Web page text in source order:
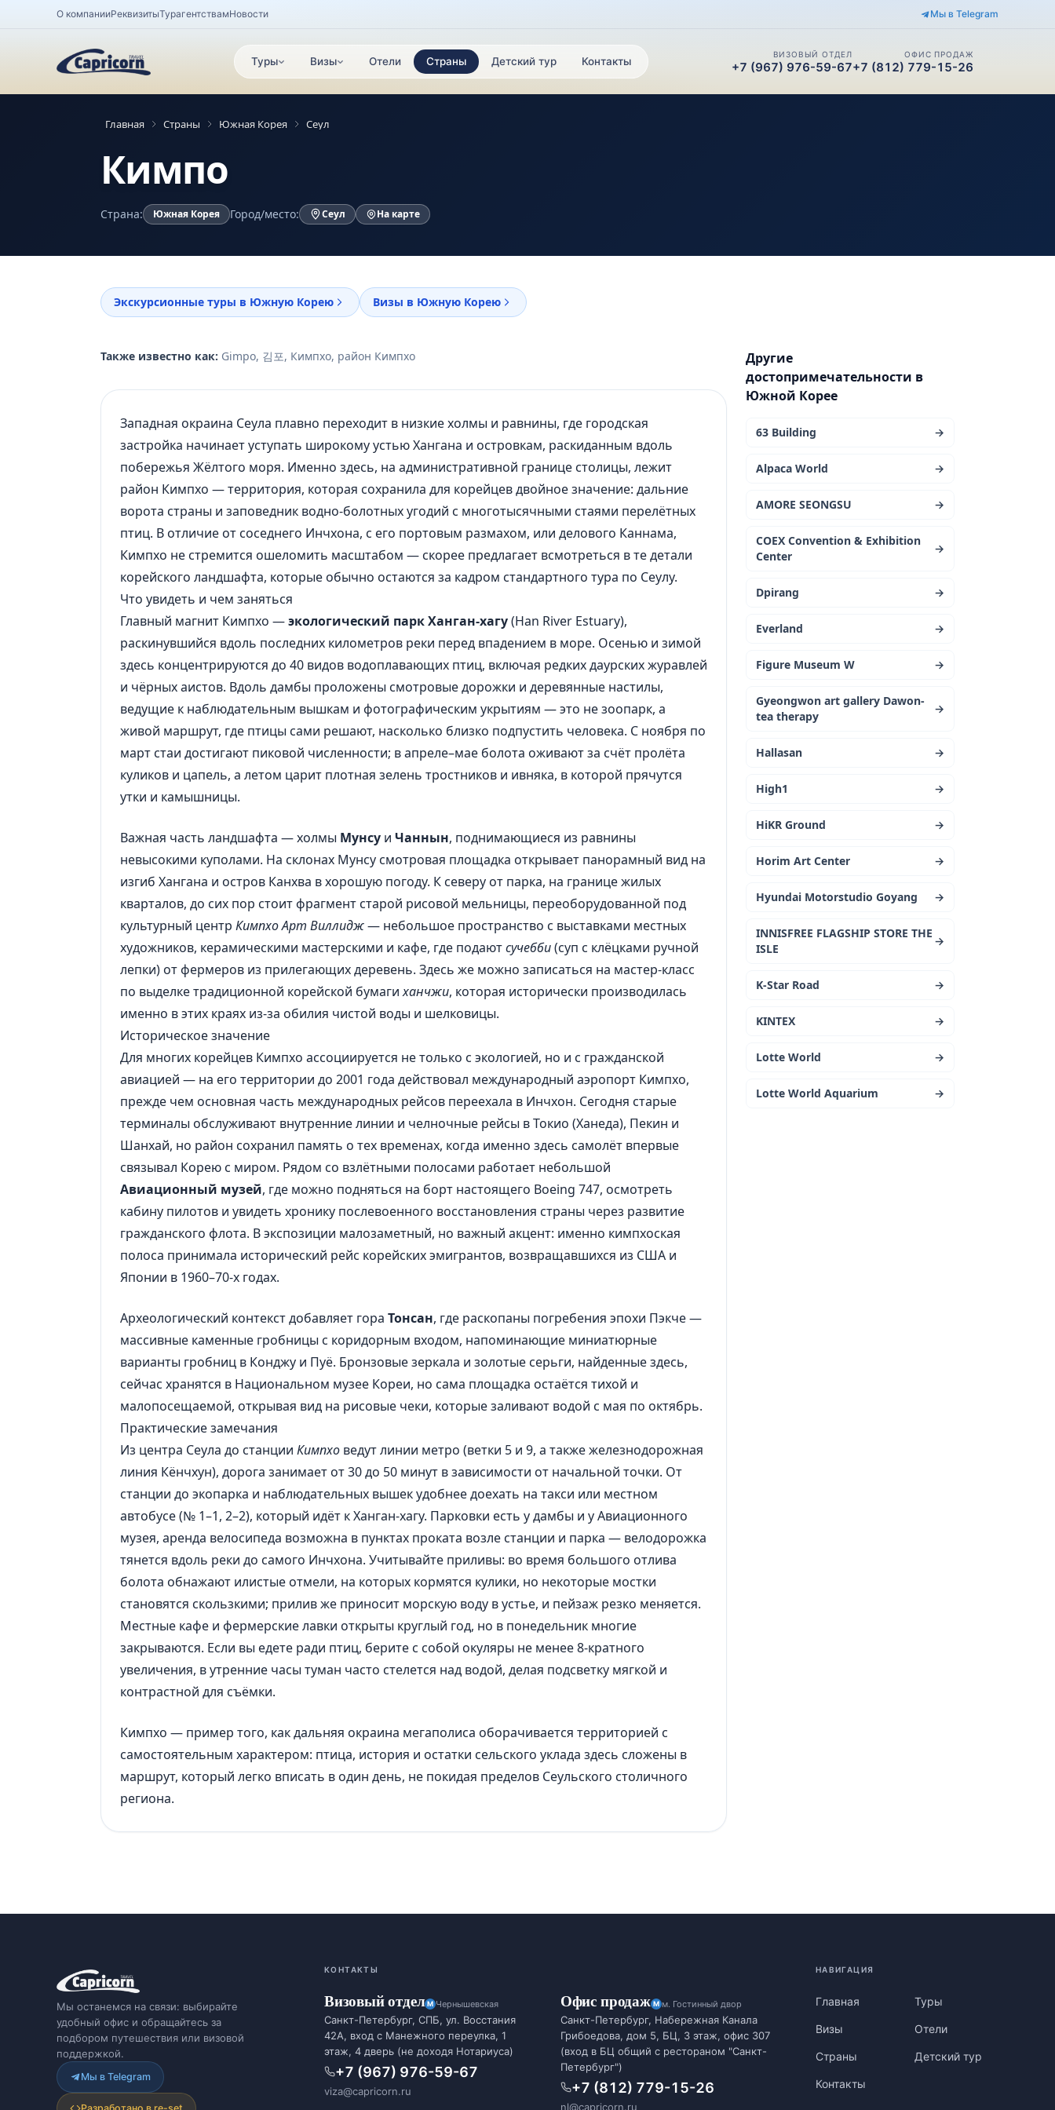
О компанииРеквизитыТурагентствамНовости Мы в Telegram
Туры Визы Отели Страны Детский тур Контакты
ВИЗОВЫЙ ОТДЕЛ
+7 (967) 976-59-67
ОФИС ПРОДАЖ
+7 (812) 779-15-26
Главная Страны Южная Корея Сеул
Кимпо
Страна: Южная Корея Город/место: Сеул На карте
Экскурсионные туры в Южную Корею Визы в Южную Корею
Также известно как: Gimpo, 김포, Кимпхо, район Кимпхо
Западная окраина Сеула плавно переходит в низкие холмы и равнины, где городская
застройка начинает уступать широкому устью Хангана и островкам, раскиданным вдоль
побережья Жёлтого моря. Именно здесь, на административной границе столицы, лежит
район Кимпхо — территория, которая сохранила для корейцев двойное значение: дальние
ворота страны и заповедник водно-болотных угодий с многотысячными стаями перелётных
птиц. В отличие от соседнего Инчхона, с его портовым размахом, или делового Каннама,
Кимпхо не стремится ошеломить масштабом — скорее предлагает всмотреться в те детали
корейского ландшафта, которые обычно остаются за кадром стандартного тура по Сеулу.
Что увидеть и чем заняться
Главный магнит Кимпхо —экологический парк Ханган-хагу(Han River Estuary),
раскинувшийся вдоль последних километров реки перед впадением в море. Осенью и зимой
здесь концентрируются до 40 видов водоплавающих птиц, включая редких даурских журавлей
и чёрных аистов. Вдоль дамбы проложены смотровые дорожки и деревянные настилы,
ведущие к наблюдательным вышкам и фотографическим укрытиям — это не зоопарк, а
живой маршрут, где птицы сами решают, насколько близко подпустить человека. С ноября по
март стаи достигают пиковой численности; в апреле–мае болота оживают за счёт пролёта
куликов и цапель, а летом царит плотная зелень тростников и ивняка, в которой прячутся
утки и камышницы.
Важная часть ландшафта — холмы Мунсу и Чаннын, поднимающиеся из равнины
невысокими куполами. На склонах Мунсу смотровая площадка открывает панорамный вид на
изгиб Хангана и остров Канхва в хорошую погоду. К северу от парка, на границе жилых
кварталов, до сих пор стоит фрагмент старой рисовой мельницы, переоборудованной под
культурный центр Кимпхо Арт Виллидж— небольшое пространство с выставками местных
художников, керамическими мастерскими и кафе, где подаютсучебби(суп с клёцками ручной
лепки) от фермеров из прилегающих деревень. Здесь же можно записаться на мастер-класс
по выделке традиционной корейской бумагиханчжи, которая исторически производилась
именно в этих краях из-за обилия чистой воды и шелковицы.
Историческое значение
Для многих корейцев Кимпхо ассоциируется не только с экологией, но и с гражданской
авиацией — на его территории до 2001 года действовал международный аэропорт Кимпхо,
прежде чем основная часть международных рейсов переехала в Инчхон. Сегодня старые
терминалы обслуживают внутренние линии и челночные рейсы в Токио (Ханеда), Пекин и
Шанхай, но район сохранил память о тех временах, когда именно здесь самолёт впервые
связывал Корею с миром. Рядом со взлётными полосами работает небольшой
Авиационный музей, где можно подняться на борт настоящего Boeing 747, осмотреть
кабину пилотов и увидеть хронику послевоенного восстановления страны через развитие
гражданского флота. В экспозиции малозаметный, но важный акцент: именно кимпхоская
полоса принимала исторический рейс корейских эмигрантов, возвращавшихся из США и
Японии в 1960–70-х годах.
Археологический контекст добавляет гора Тонсан, где раскопаны погребения эпохи Пэкче —
массивные каменные гробницы с коридорным входом, напоминающие миниатюрные
варианты гробниц в Конджу и Пуё. Бронзовые зеркала и золотые серьги, найденные здесь,
сейчас хранятся в Национальном музее Кореи, но сама площадка остаётся тихой и
малопосещаемой, открывая вид на рисовые чеки, которые заливают водой с мая по октябрь.
Практические замечания
Из центра Сеула до станции Кимпхо ведут линии метро (ветки 5 и 9, а также железнодорожная
линия Кёнчхун), дорога занимает от 30 до 50 минут в зависимости от начальной точки. От
станции до экопарка и наблюдательных вышек удобнее доехать на такси или местном
автобусе (№ 1–1, 2–2), который идёт к Ханган-хагу. Парковки есть у дамбы и у Авиационного
музея, аренда велосипеда возможна в пунктах проката возле станции и парка — велодорожка
тянется вдоль реки до самого Инчхона. Учитывайте приливы: во время большого отлива
болота обнажают илистые отмели, на которых кормятся кулики, но некоторые мостки
становятся скользкими; прилив же приносит морскую воду в устье, и пейзаж резко меняется.
Местные кафе и фермерские лавки открыты круглый год, но в понедельник многие
закрываются. Если вы едете ради птиц, берите с собой окуляры не менее 8-кратного
увеличения, в утренние часы туман часто стелется над водой, делая подсветку мягкой и
контрастной для съёмки.
Кимпхо — пример того, как дальняя окраина мегаполиса оборачивается территорией с
самостоятельным характером: птица, история и остатки сельского уклада здесь сложены в
маршрут, который легко вписать в один день, не покидая пределов Сеульского столичного
региона.
Другие
достопримечательности в
Южной Корее
63 Building →
Alpaca World →
AMORE SEONGSU →
COEX Convention & Exhibition
Center
→
Dpirang →
Everland →
Figure Museum W →
Gyeongwon art gallery Dawon-
tea therapy
→
Hallasan →
High1 →
HiKR Ground →
Horim Art Center →
Hyundai Motorstudio Goyang →
INNISFREE FLAGSHIP STORE THE
ISLE
→
K-Star Road →
KINTEX →
Lotte World →
Lotte World Aquarium →
Мы останемся на связи: выбирайте
удобный офис и обращайтесь за
подбором путешествия или визовой
поддержкой.
Мы в Telegram
КОНТАКТЫ
Визовый отдел Чернышевская
Санкт-Петербург, СПБ, ул. Восстания
42А, вход с Манежного переулка, 1
этаж, 4 дверь (не доходя Нотариуса)
+7 (967) 976-59-67
viza@capricorn.ru
Офис продаж м. Гостинный двор
Санкт-Петербург, Набережная Канала
Грибоедова, дом 5, БЦ, 3 этаж, офис 307
(вход в БЦ общий с рестораном "Санкт-
Петербург")
+7 (812) 779-15-26
nl@capricorn.ru
НАВИГАЦИЯ
Главная Туры
Визы Отели
Страны Детский тур
Контакты